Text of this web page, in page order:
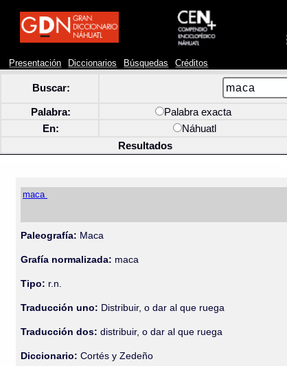
Presentación Diccionarios Búsquedas Créditos
Buscar:
Palabra: Palabra exacta
En:
Náhuatl
Resultados
maca
Paleografía: Maca
Grafía normalizada: maca
Tipo: r.n.
Traducción uno: Distribuir, o dar al que ruega
Traducción dos: distribuir, o dar al que ruega
Diccionario:Cortés y Zedeño